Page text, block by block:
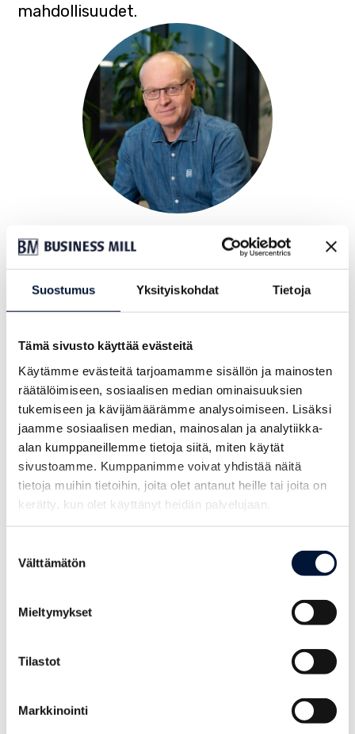
Suostumus Yksityiskohdat Tietoja
Tämä sivusto käyttää evästeitä
Käytämme evästeitä tarjoamamme sisällön ja mainosten
räätälöimiseen, sosiaalisen median ominaisuuksien
tukemiseen ja kävijämäärämme analysoimiseen. Lisäksi
jaamme sosiaalisen median, mainosalan ja analytiikka-
alan kumppaneillemme tietoja siitä, miten käytät
sivustoamme. Kumppanimme voivat yhdistää näitä
tietoja muihin tietoihin, joita olet antanut heille tai joita on
kerätty, kun olet käyttänyt heidän palvelujaan.
valinta
Välttämätön
Mieltymykset
Tilastot
Markkinointi
mahdollisuudet.
vesa.punkka@lab.fi
p.+358 40 712 3735
Autamme arvioimaan yrityksesi nykyistä
tilannetta, uudistumispotentiaalia ja
asettamaan tavoitteet sekä ennakoimaan
mahdolliset haasteet. Olemme tukenasi
innostamalla ja sparraamalla sinua
muutoksessa.
Muutostukea
Tuemme yritystäsi muutoksessa ja
uudistumisessa, esimerkiksi uusien
ideoiden kehittämisessä sekä liikeidean
kirkastamisessa, muokkaamisessa sekä
kehittämisessä markkinakelpoisiksi.
Tutustu yritystarinoihin